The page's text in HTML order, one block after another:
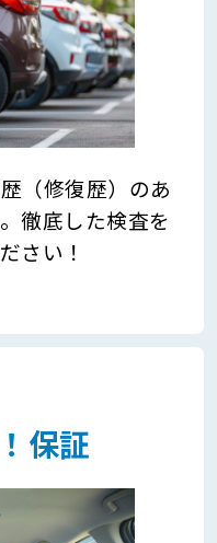
（修復歴）のあ
徹底した検査を
さい！
保証